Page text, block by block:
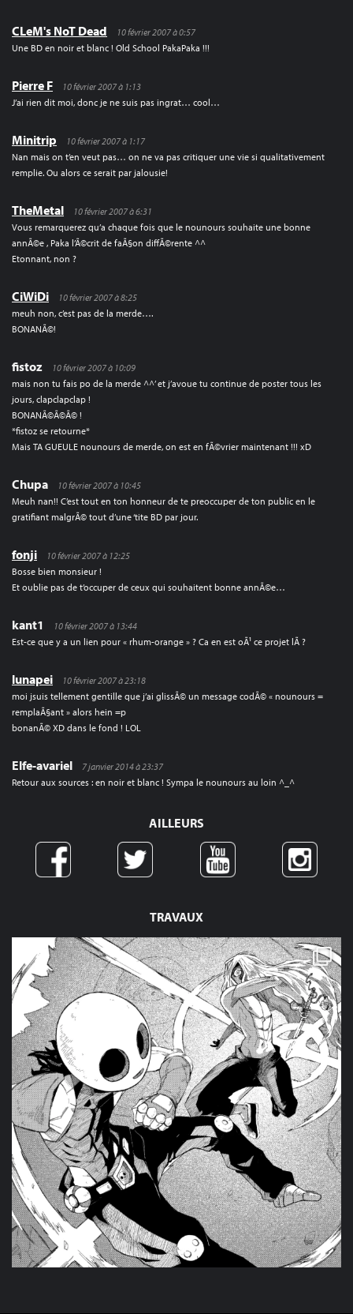
TRAVAUX
CLeM's NoT Dead
10 février 2007 à 0:57
Une BD en noir et blanc ! Old School PakaPaka !!!
Pierre F
10 février 2007 à 1:13
J’ai rien dit moi, donc je ne suis pas ingrat… cool…
Minitrip
10 février 2007 à 1:17
Nan mais on t’en veut pas… on ne va pas critiquer une vie si qualitativement
remplie. Ou alors ce serait par jalousie!
TheMetal
10 février 2007 à 6:31
Vous remarquerez qu’a chaque fois que le nounours souhaite une bonne
annÃ©e , Paka l’Ã©crit de faÃ§on diffÃ©rente ^^
Etonnant, non ?
CiWiDi
10 février 2007 à 8:25
meuh non, c’est pas de la merde….
BONANÃ©!
fistoz
10 février 2007 à 10:09
mais non tu fais po de la merde ^^’ et j’avoue tu continue de poster tous les
jours, clapclapclap !
BONANÃ©Ã©Ã© !
*fistoz se retourne*
Mais TA GUEULE nounours de merde, on est en fÃ©vrier maintenant !!! xD
Chupa
10 février 2007 à 10:45
Meuh nan!! C’est tout en ton honneur de te preoccuper de ton public en le
gratifiant malgrÃ© tout d’une ‘tite BD par jour.
fonji
10 février 2007 à 12:25
Bosse bien monsieur !
Et oublie pas de t’occuper de ceux qui souhaitent bonne annÃ©e…
kant1
10 février 2007 à 13:44
Est-ce que y a un lien pour « rhum-orange » ? Ca en est oÃ¹ ce projet lÃ ?
lunapei
10 février 2007 à 23:18
moi jsuis tellement gentille que j’ai glissÃ© un message codÃ© « nounours =
remplaÃ§ant » alors hein =p
bonanÃ© XD dans le fond ! LOL
Elfe-avariel
7 janvier 2014 à 23:37
Retour aux sources : en noir et blanc ! Sympa le nounours au loin ^_^
AILLEURS